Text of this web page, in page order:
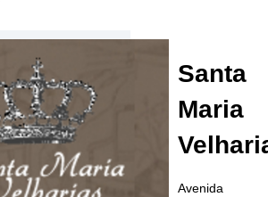
Santa
Maria
Avenida